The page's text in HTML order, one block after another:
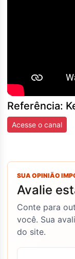
Referência:
Acesse o canal
SUA OPINIÃO
Avalie
Conte para
você. Sua
do site.